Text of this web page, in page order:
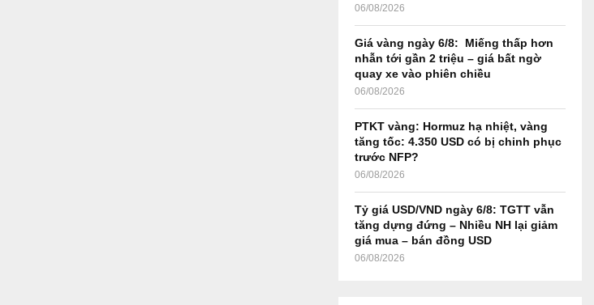
06/08/2026
Giá vàng ngày 6/8: Miếng thấp hơn
nhẫn tới gần 2 triệu – giá bất ngờ
quay xe vào phiên chiều
06/08/2026
PTKT vàng: Hormuz hạ nhiệt, vàng
tăng tốc: 4.350 USD có bị chinh phục
trước NFP?
06/08/2026
Tỷ giá USD/VND ngày 6/8: TGTT vẫn
tăng dựng đứng – Nhiều NH lại giảm
giá mua – bán đồng USD
06/08/2026